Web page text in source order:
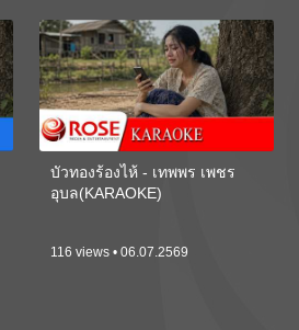
บัวทองร้องไห้ - เทพพร เพชร
อุบล(KARAOKE)
116 views • 06.07.2569